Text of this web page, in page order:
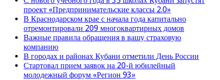
проект «Предпринимательские классы 2.0»
В Краснодарском крае с начала года капитально
отремонтировали 209 многоквартирных домов
Важные правила обращения в вашу страховую
компанию
В городах и районах Кубани отметили День России
Стартовал прием заявок на 20-й юбилейный
молодежный форум «Регион 93»